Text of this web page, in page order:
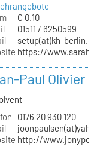
C 0.10
01511 / 6250599
setup(at)kh-
https://
Paul Olivier
0176 20 930 120
http://